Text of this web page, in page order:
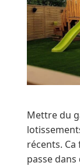
Mettre du
récents.
passe